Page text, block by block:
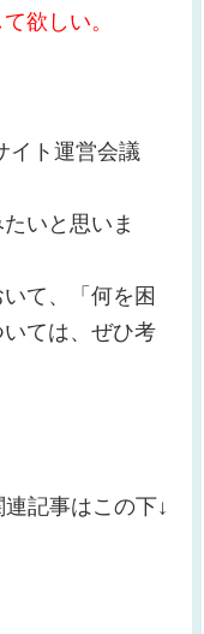
欲しい。
イト運営会議
いと思いま
て、「何を困
ては、ぜひ考
記事はこの下↓